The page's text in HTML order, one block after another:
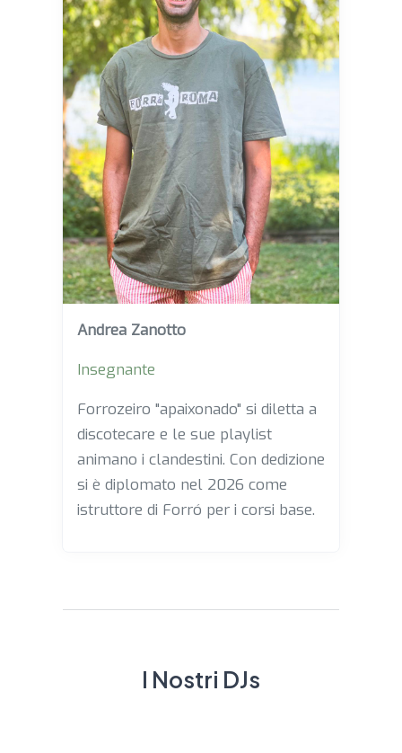
Andrea Zanotto
Insegnante
Forrozeiro "apaixonado" si diletta a
discotecare e le sue playlist
animano i clandestini. Con dedizione
si è diplomato nel 2026 come
istruttore di Forró per i corsi base.
I Nostri DJs